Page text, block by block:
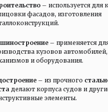
– используется для
фасадов, изготовления
– применяется
кузовов
и оборудования.
– из прочного
делают корпуса судов и
элементы.